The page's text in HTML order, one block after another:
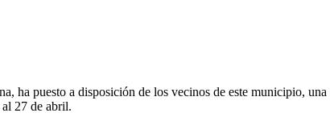
ha puesto a disposición de los vecinos de este municipio,
al 27 de abril.